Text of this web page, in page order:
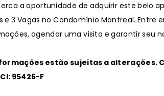
a oportunidade de adquirir este belo
e 3 Vagas no Condomínio Montreal.
agendar uma visita e garantir seu
estão sujeitas a alterações.
95426-F